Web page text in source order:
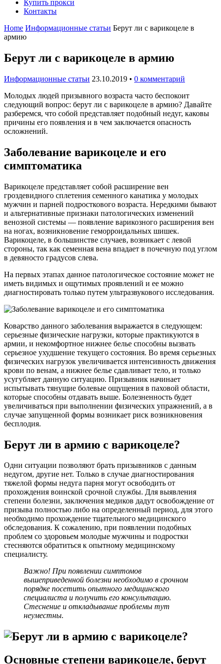
Купить прокси
Контакты
Home Информационные статьи Берут ли с варикоцеле в
армию
Берут ли с варикоцеле в армию
Информационные статьи 23.10.2019 • 0 комментарий
Молодых людей призывного возраста часто беспокоит
следующий вопрос: берут ли с варикоцеле в армию? Давайте
разберемся, что собой представляет подобный недуг, каковы
причины его появления и в чем заключается опасность
осложнений.
Заболевание варикоцеле и его
симптоматика
Варикоцеле представляет собой расширение вен
гроздевидного сплетения семенного канатика у молодых
мужчин и парней подросткового возраста. Нередкими бывают
и альтернативные признаки патологических изменений
венозной системы — появление варикозного расширения вен
на ногах, возникновение геморроидальных шишек.
Варикоцеле, в большинстве случаев, возникает с левой
стороны, так как семенная вена впадает в почечную под углом
в девяносто градусов слева.
На первых этапах данное патологическое состояние может не
иметь видимых и ощутимых проявлений и ее можно
диагностировать только путем ультразвукового исследования.
Коварство данного заболевания выражается в следующем:
серьезные физические нагрузки, которые практикуются в
армии, и некомфортное нижнее белье способны вызвать
серьезное ухудшение текущего состояния. Во время серьезных
физических нагрузок увеличивается интенсивность движения
крови по венам, а нижнее белье сдавливает тело, и только
усугубляет данную ситуацию. Призывник начинает
испытывать тянущие болевые ощущения в паховой области,
которые способны отдавать выше. Болезненность будет
увеличиваться при выполнении физических упражнений, а в
случае запущенной формы возникает риск возникновения
бесплодия.
Берут ли в армию с варикоцеле?
Одни ситуации позволяют брать призывников с данным
недугом, другие нет. Только в случае диагностирования
тяжелой формы недуга парня могут освободить от
прохождения воинской срочной службы. Для выявления
степени болезни, заключения медиков дадут освобождение от
призыва полностью либо на определенный период, для этого
необходимо прохождение тщательного медицинского
обследования. К сожалению, при появлении подобных
проблем со здоровьем молодые мужчины и подростки
стесняются обратиться к опытному медицинскому
специалисту.
Важно! При появлении симптомов
вышеприведенной болезни необходимо в срочном
порядке посетить опытного медицинского
специалиста и получить его консультацию.
Стеснение и откладывание проблемы тут
неуместны.
Основные степени варикоцеле, берут